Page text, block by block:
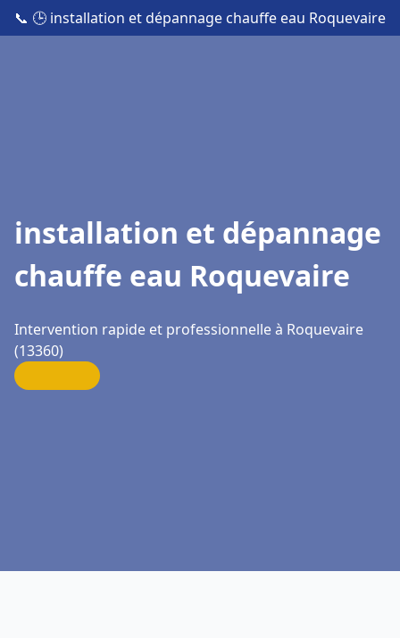
📞 🕒 installation et dépannage chauffe eau Roquevaire
installation et dépannage
chauffe eau Roquevaire
Intervention rapide et professionnelle à Roquevaire
(13360)